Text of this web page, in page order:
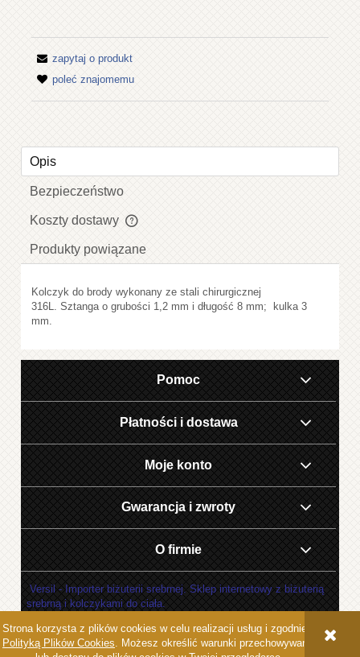
Strona korzysta z plików cookies w celu realizacji usług i zgodnie z
Polityką Plików Cookies. Możesz określić warunki przechowywania
zapytaj o produkt
poleć znajomemu
Opis
Bezpieczeństwo
Koszty dostawy
Cena nie zawiera ewentualnych kosztów płatności
Produkty powiązane
Kolczyk do brody wykonany ze stali chirurgicznej
316L. Sztanga o grubości 1,2 mm i długość 8 mm; kulka 3
mm.
Pomoc
Płatności i dostawa
Moje konto
Gwarancja i zwroty
O firmie
Versil - Importer biżuterii srebrnej. Sklep internetowy z biżuterią
srebrną i kolczykami do ciała.
POKAŻ PEŁNĄ WERSJĘ STRONY